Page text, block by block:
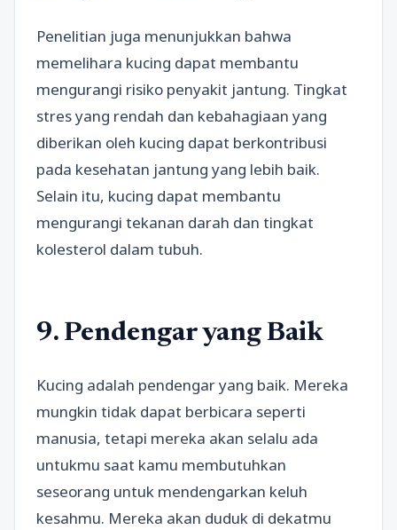
Penelitian juga menunjukkan bahwa
memelihara kucing dapat membantu
mengurangi risiko penyakit jantung. Tingkat
stres yang rendah dan kebahagiaan yang
diberikan oleh kucing dapat berkontribusi
pada kesehatan jantung yang lebih baik.
Selain itu, kucing dapat membantu
mengurangi tekanan darah dan tingkat
kolesterol dalam tubuh.
9. Pendengar yang Baik
Kucing adalah pendengar yang baik. Mereka
mungkin tidak dapat berbicara seperti
manusia, tetapi mereka akan selalu ada
untukmu saat kamu membutuhkan
seseorang untuk mendengarkan keluh
kesahmu. Mereka akan duduk di dekatmu